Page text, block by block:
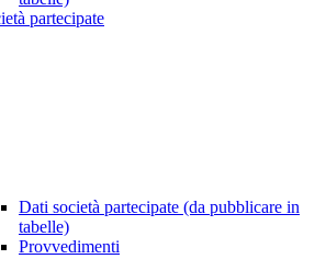
partecipate
Dati società partecipate (da pubblicare in
tabelle)
Provvedimenti